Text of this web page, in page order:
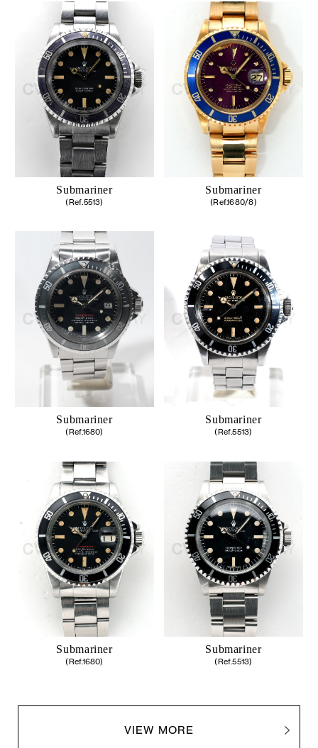
Submariner
(Ref.5513)
Submariner
(Ref.1680/8)
Submariner
(Ref.1680)
Submariner
(Ref.5513)
Submariner
(Ref.1680)
Submariner
(Ref.5513)
VIEW MORE